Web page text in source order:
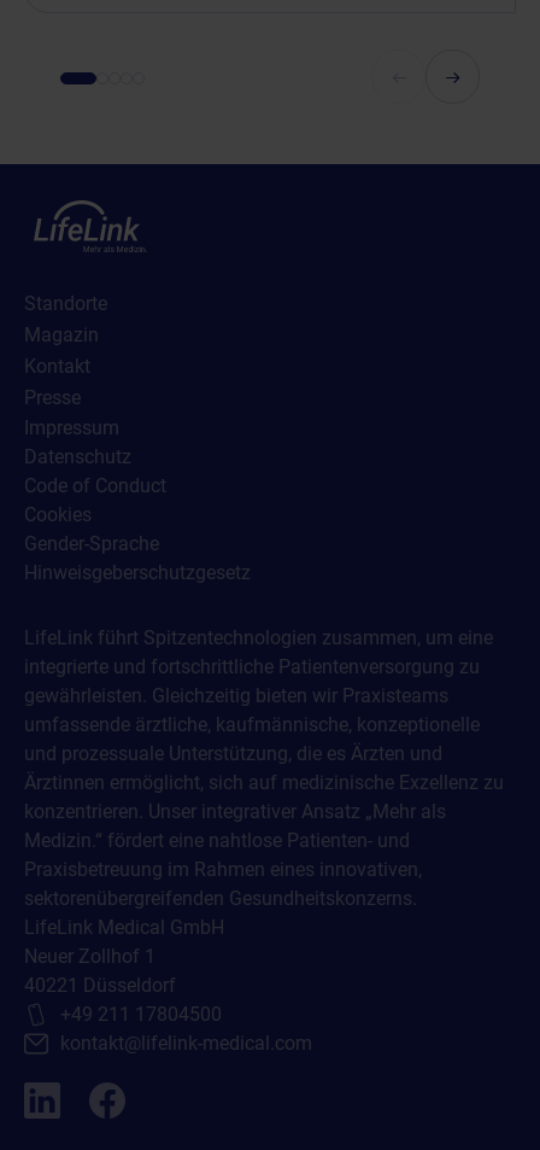
Standorte
Magazin
Kontakt
Presse
Impressum
Datenschutz
Code of Conduct
Cookies
Gender-Sprache
Hinweisgeberschutzgesetz
LifeLink führt Spitzentechnologien zusammen, um eine
integrierte und fortschrittliche Patientenversorgung zu
gewährleisten. Gleichzeitig bieten wir Praxisteams
umfassende ärztliche, kaufmännische, konzeptionelle
und prozessuale Unterstützung, die es Ärzten und
Ärztinnen ermöglicht, sich auf medizinische Exzellenz zu
konzentrieren. Unser integrativer Ansatz „Mehr als
Medizin.“ fördert eine nahtlose Patienten- und
Praxisbetreuung im Rahmen eines innovativen,
sektorenübergreifenden Gesundheitskonzerns.
LifeLink Medical GmbH
Neuer Zollhof 1
40221 Düsseldorf
+49 211 17804500
kontakt@lifelink-medical.com